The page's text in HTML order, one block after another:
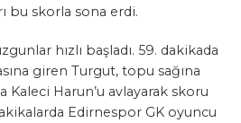
bu skorla sona erdi.
hızlı başladı. 59. dakikada
giren Turgut, topu sağına
Harun’u avlayarak skoru
Edirnespor GK oyuncu